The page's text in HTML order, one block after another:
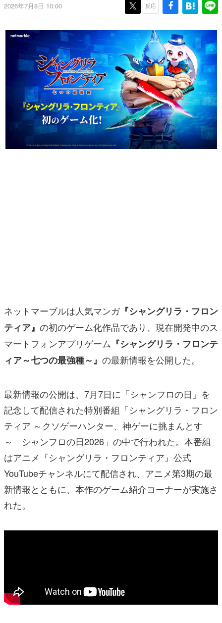
なんでゲームは面白い？
具体的な形から解き明かしていく、硬派で骨太な評論連載
です。
ゲームが変えた日本語
「経験値」「裏技」「ラスボス」… ゲームにまつわる言葉
の起源や用法の変遷を、コンピューター文化史研究家・タ
イニーP氏が徹底調査。
カテゴリ
特集記事
マンガ
2026年7月8日 10:00 反応
ネットマーブルは人気マンガ『シャングリラ・フロン
ティア』 の初のゲーム化作品であり、現在開発中のス
マートフォンアプリゲーム 『シャングリラ・フロンテ
ィア～七つの最強種～』 の最新情報を公開した。
最新情報の公開は、7月7日に 「シャンフロの日」を
記念して配信された特別番組「シャングリラ・フロン
ティア ～クソゲーハンター、神ゲーに挑まんとす
～ シャンフロの日2026」の中で行われた。本番組
はアニメ『シャングリラ・フロンティア』公式
YouTubeチャンネルにて配信され、アニメ第3期の最
新情報とともに、本作のゲーム紹介コーナーが実施さ
れた。